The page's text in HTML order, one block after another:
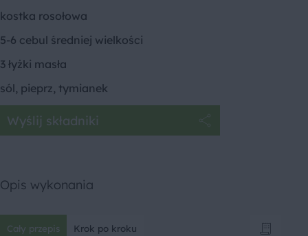
kostka rosołowa
5-6 cebul średniej wielkości
3 łyżki masła
sól, pieprz, tymianek
Wyślij składniki
Opis wykonania
Cały przepis Krok po kroku